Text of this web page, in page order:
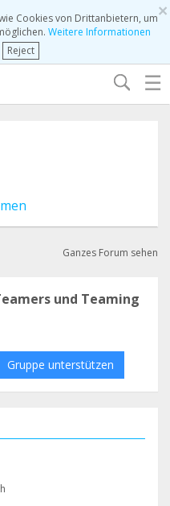
×
Cookies von Drittanbietern, um
Weitere Informationen
Reject
☰
Ganzes Forum sehen
und Teaming
Gruppe unterstützen